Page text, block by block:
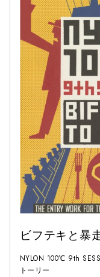
ビフテキと暴
NYLON 100℃ 9th
トーリー